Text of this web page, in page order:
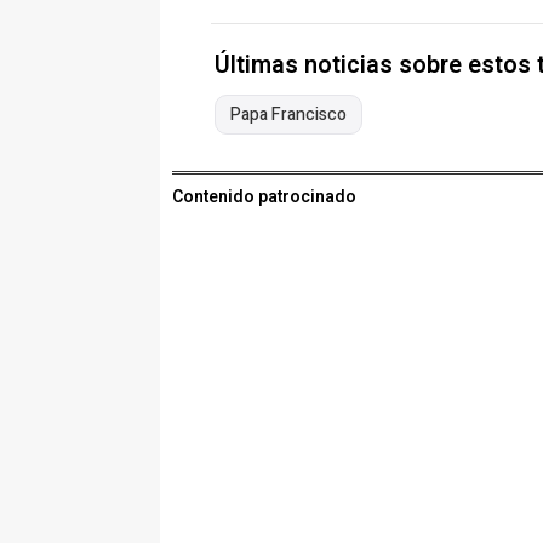
Últimas noticias sobre estos
Papa Francisco
Contenido patrocinado